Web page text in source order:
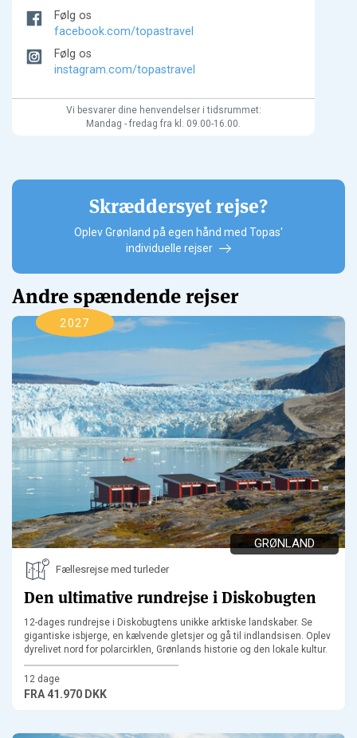
Følg os
facebook.com/topastravel
Følg os
instagram.com/topastravel
Vi besvarer dine henvendelser i tidsrummet:
Mandag - fredag fra kl. 09.00-16.00.
Skræddersyet rejse?
Oplev Grønland på egen hånd med Topas'
individuelle rejser
Andre spændende rejser
2027
GRØNLAND
Fællesrejse med turleder
Den ultimative rundrejse i Diskobugten
12-dages rundrejse i Diskobugtens unikke arktiske landskaber. Se
gigantiske isbjerge, en kælvende gletsjer og gå til indlandsisen. Oplev
dyrelivet nord for polarcirklen, Grønlands historie og den lokale kultur.
12 dage
FRA 41.970 DKK